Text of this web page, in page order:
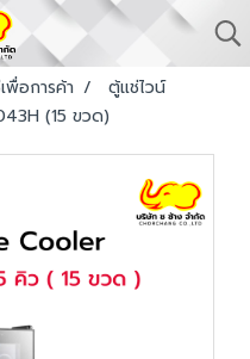
พื่อการค้า
ตู้แช่ไวน์
(15 ขวด)